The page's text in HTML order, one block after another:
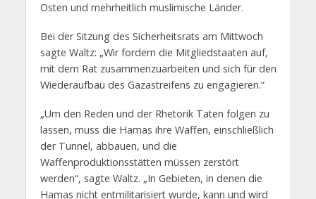
Osten und mehrheitlich muslimische Länder.
Bei der Sitzung des Sicherheitsrats am Mittwoch
sagte Waltz: „Wir fordern die Mitgliedstaaten auf,
mit dem Rat zusammenzuarbeiten und sich für den
Wiederaufbau des Gazastreifens zu engagieren.“
„Um den Reden und der Rhetorik Taten folgen zu
lassen, muss die Hamas ihre Waffen, einschließlich
der Tunnel, abbauen, und die
Waffenproduktionsstätten müssen zerstört
werden“, sagte Waltz. „In Gebieten, in denen die
Hamas nicht entmilitarisiert wurde, kann und wird